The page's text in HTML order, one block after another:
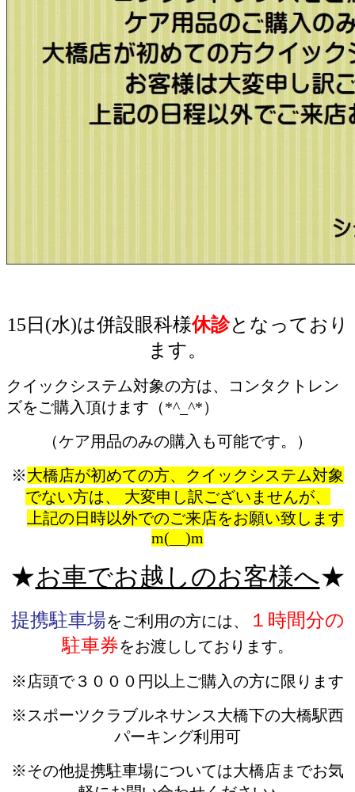
15日(水)は併設眼科様休診となっており
ます。
クイックシステム対象の方は、コンタクトレン
ズをご購入頂けます（*^_^*）
（ケア用品のみの購入も可能です。）
※大橋店が初めての方、クイックシステム対象
でない方は、 大変申し訳ございませんが、
上記の日時以外でのご来店をお願い致します
m(__)m
★お車でお越しのお客様へ★
提携駐車場をご利用の方には、
１時間分の
駐車券をお渡ししております。
※店頭で３０００円以上ご購入の方に限ります
※スポーツクラブルネサンス大橋下の大橋駅西
パーキング利用可
※その他提携駐車場については大橋店までお気